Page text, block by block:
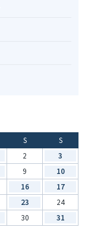
S
S
2
3
9
10
16
17
23
24
30 31